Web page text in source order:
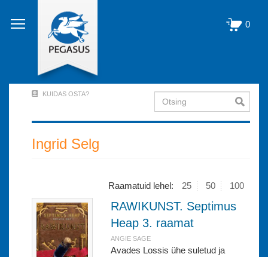
edasi
põhisisu
0
Account
Menu
KUIDAS OSTA? Otsing
Ingrid Selg
Raamatuid lehel: 25 50 100
RAWIKUNST. Septimus
Heap 3. raamat
ANGIE SAGE
Avades Lossis ühe suletud ja